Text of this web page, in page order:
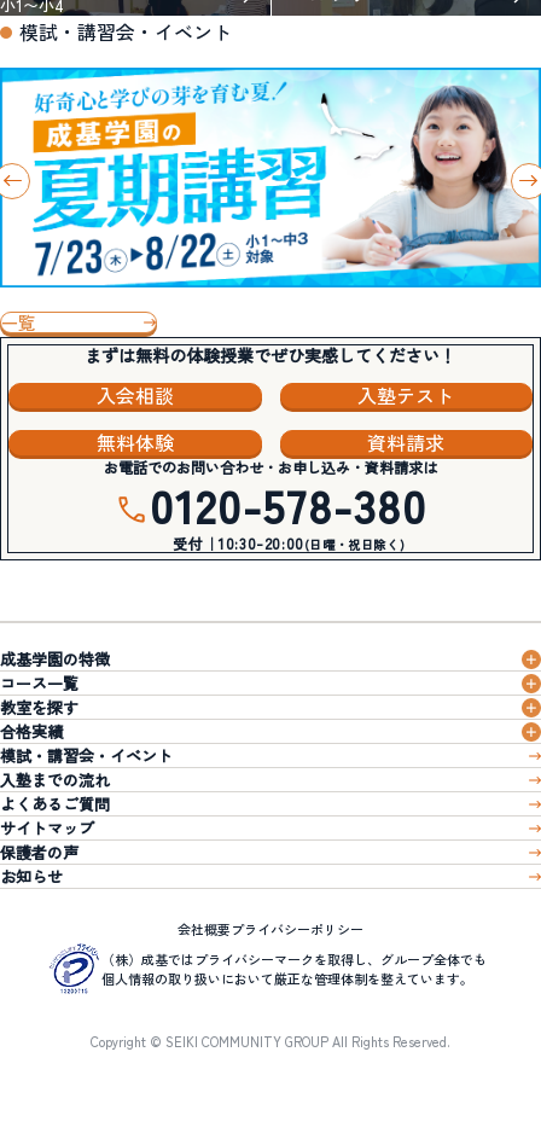
小1〜小4
模試・講習会・イベント
一覧
まずは無料の体験授業でぜひ実感してください！
入会相談
入塾テスト
無料体験
資料請求
お電話でのお問い合わせ・お申し込み・資料請求は
0120-578-380
受付｜10:30-20:00(日曜・祝日除く)
成基学園の特徴
コース一覧
教室を探す
合格実績
模試・講習会・イベント
入塾までの流れ
よくあるご質問
サイトマップ
保護者の声
お知らせ
会社概要プライバシーポリシー
（株）成基ではプライバシーマークを取得し、グループ全体でも
個人情報の取り扱いにおいて厳正な管理体制を整えています。
Copyright © SEIKI COMMUNITY GROUP All Rights Reserved.